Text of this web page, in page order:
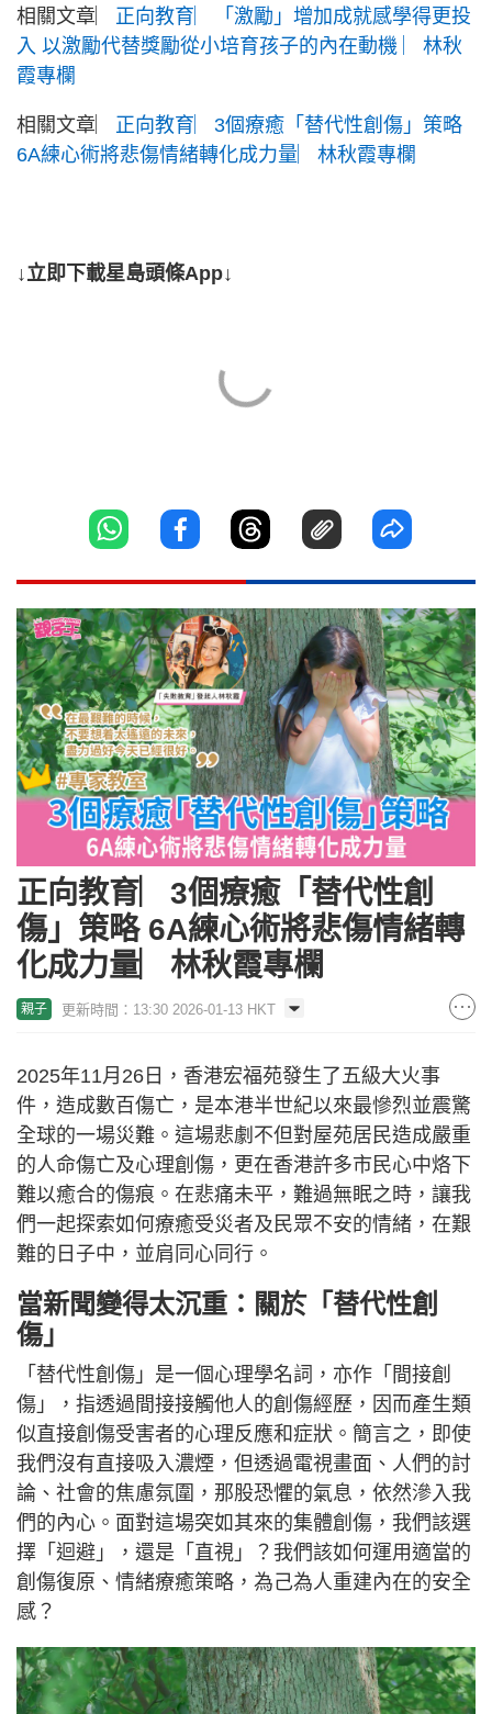
相關文章︳ 正向教育︳「激勵」增加成就感學得更投
入 以激勵代替獎勵從小培育孩子的內在動機 ︳林秋
霞專欄
相關文章︳ 正向教育︳3個療癒「替代性創傷」策略
6A練心術將悲傷情緒轉化成力量︳林秋霞專欄
↓立即下載星島頭條App↓
正向教育︳3個療癒「替代性創
傷」策略 6A練心術將悲傷情緒轉
化成力量︳林秋霞專欄
親子 更新時間：13:30 2026-01-13 HKT
2025年11月26日，香港宏福苑發生了五級大火事
件，造成數百傷亡，是本港半世紀以來最慘烈並震驚
全球的一場災難。這場悲劇不但對屋苑居民造成嚴重
的人命傷亡及心理創傷，更在香港許多市民心中烙下
難以癒合的傷痕。在悲痛未平，難過無眠之時，讓我
們一起探索如何療癒受災者及民眾不安的情緒，在艱
難的日子中，並肩同心同行。
當新聞變得太沉重：關於「替代性創
傷」
「替代性創傷」是一個心理學名詞，亦作「間接創
傷」，指透過間接接觸他人的創傷經歷，因而產生類
似直接創傷受害者的心理反應和症狀。簡言之，即使
我們沒有直接吸入濃煙，但透過電視畫面、人們的討
論、社會的焦慮氛圍，那股恐懼的氣息，依然滲入我
們的內心。面對這場突如其來的集體創傷，我們該選
擇「迴避」，還是「直視」？我們該如何運用適當的
創傷復原、情緒療癒策略，為己為人重建內在的安全
感？